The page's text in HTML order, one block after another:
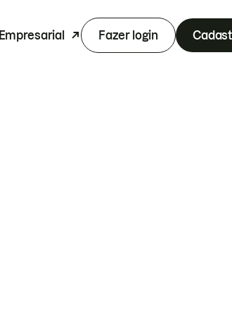
Empresarial Fazer login